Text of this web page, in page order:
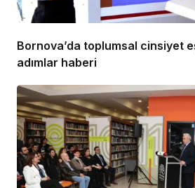
Bornova’da toplumsal cinsiyet
adımlar haberi